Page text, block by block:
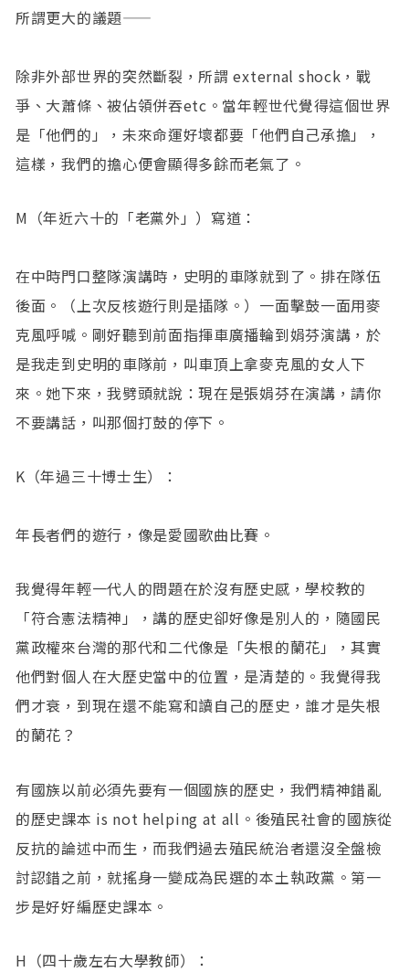
所謂更大的議題——
除非外部世界的突然斷裂，所謂 external shock，戰
爭、大蕭條、被佔領併吞etc。當年輕世代覺得這個世界
是「他們的」，未來命運好壞都要「他們自己承擔」，
這樣，我們的擔心便會顯得多餘而老氣了。
M（年近六十的「老黨外」）寫道：
在中時門口整隊演講時，史明的車隊就到了。排在隊伍
後面。（上次反核遊行則是插隊。）一面擊鼓一面用麥
克風呼喊。剛好聽到前面指揮車廣播輪到娟芬演講，於
是我走到史明的車隊前，叫車頂上拿麥克風的女人下
來。她下來，我劈頭就說：現在是張娟芬在演講，請你
不要講話，叫那個打鼓的停下。
K（年過三十博士生）：
年長者們的遊行，像是愛國歌曲比賽。
我覺得年輕一代人的問題在於沒有歷史感，學校教的
「符合憲法精神」，講的歷史卻好像是別人的，隨國民
黨政權來台灣的那代和二代像是「失根的蘭花」，其實
他們對個人在大歷史當中的位置，是清楚的。我覺得我
們才衰，到現在還不能寫和讀自己的歷史，誰才是失根
的蘭花？
有國族以前必須先要有一個國族的歷史，我們精神錯亂
的歷史課本 is not helping at all。後殖民社會的國族從
反抗的論述中而生，而我們過去殖民統治者還沒全盤檢
討認錯之前，就搖身一變成為民選的本土執政黨。第一
步是好好編歷史課本。
H（四十歲左右大學教師）：